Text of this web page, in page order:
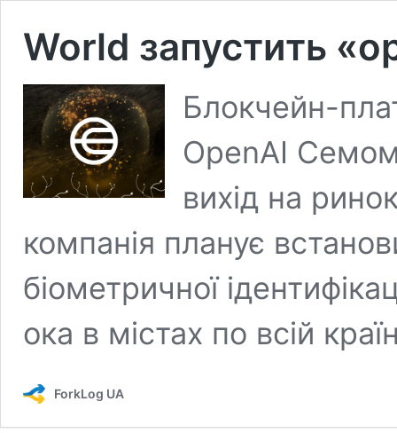
World запустить
Блокчейн-
OpenAI
вихід на
компанія планує
біометричної
ока в містах по всій
ForkLog UA